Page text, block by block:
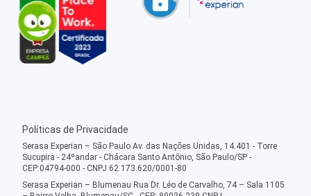
Políticas de Privacidade
Serasa Experian – São Paulo Av. das Nações Unidas, 14.401 - Torre
Sucupira - 24ºandar - Chácara Santo Antônio, São Paulo/SP -
CEP:04794-000 - CNPJ 62.173.620/0001-80
Serasa Experian – Blumenau Rua Dr. Léo de Carvalho, 74 – Sala 1105